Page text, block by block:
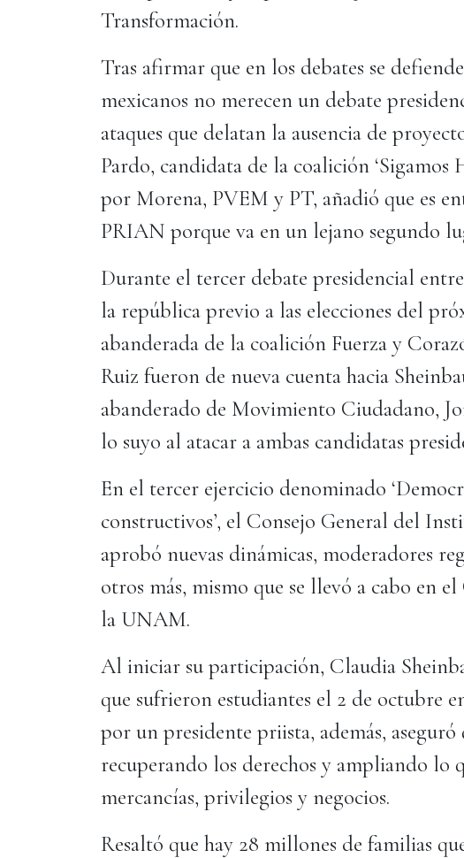
Transformación.
Tras afirmar que en los debates se
mexicanos no merecen un debate
ataques que delatan la ausencia de
Pardo, candidata de la coalición
por Morena, PVEM y PT, añadió que es
PRIAN porque va en un lejano segundo
Durante el tercer debate presidencial
la república previo a las elecciones del
abanderada de la coalición Fuerza y
Ruiz fueron de nueva cuenta hacia
abanderado de Movimiento Ciudadano,
lo suyo al atacar a ambas candidatas
En el tercer ejercicio denominado
constructivos’, el Consejo General del
aprobó nuevas dinámicas, moderadores
otros más, mismo que se llevó a cabo en
la UNAM.
Al iniciar su participación, Claudia
que sufrieron estudiantes el 2 de octubre
por un presidente priista, además,
recuperando los derechos y ampliando
mercancías, privilegios y negocios.
Resaltó que hay 28 millones de familias